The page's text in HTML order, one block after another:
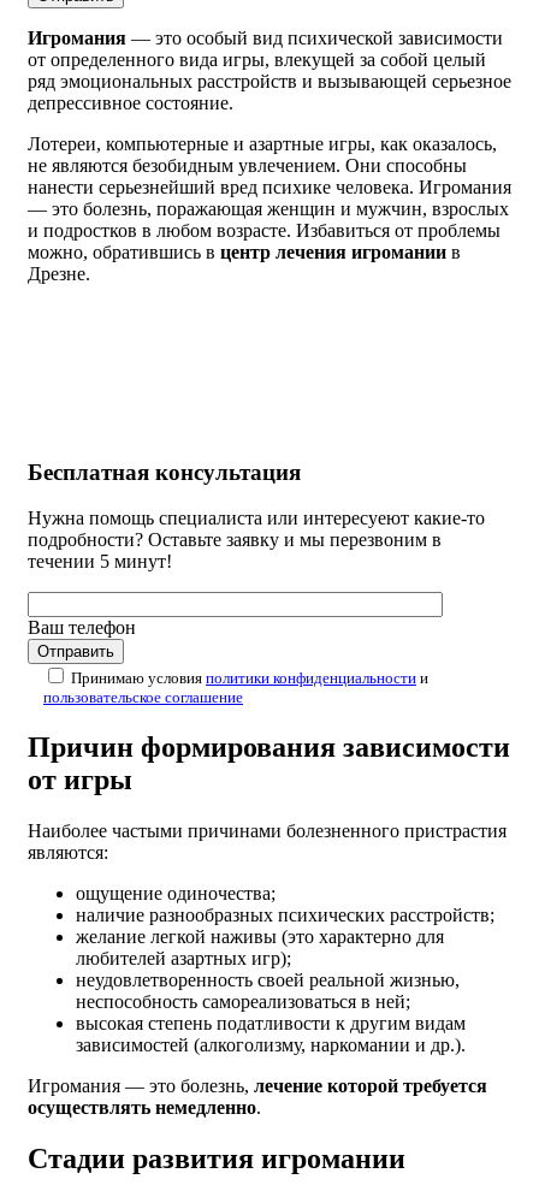
Игромания — это особый вид психической зависимости
от определенного вида игры, влекущей за собой целый
ряд эмоциональных расстройств и вызывающей серьезное
депрессивное состояние.
Лотереи, компьютерные и азартные игры, как оказалось,
не являются безобидным увлечением. Они способны
нанести серьезнейший вред психике человека. Игромания
— это болезнь, поражающая женщин и мужчин, взрослых
и подростков в любом возрасте. Избавиться от проблемы
можно, обратившись в центр лечения игромании в
Дрезне.
Бесплатная консультация
Нужна помощь специалиста или интересуеют какие-то
подробности? Оставьте заявку и мы перезвоним в
течении 5 минут!
Ваш телефон
Принимаю условия политики конфиденциальности и
пользовательское соглашение
Причин формирования зависимости
от игры
Наиболее частыми причинами болезненного пристрастия
являются:
ощущение одиночества;
наличие разнообразных психических расстройств;
желание легкой наживы (это характерно для
любителей азартных игр);
неудовлетворенность своей реальной жизнью,
неспособность самореализоваться в ней;
высокая степень податливости к другим видам
зависимостей (алкоголизму, наркомании и др.).
Игромания — это болезнь, лечение которой требуется
осуществлять немедленно.
Стадии развития игромании